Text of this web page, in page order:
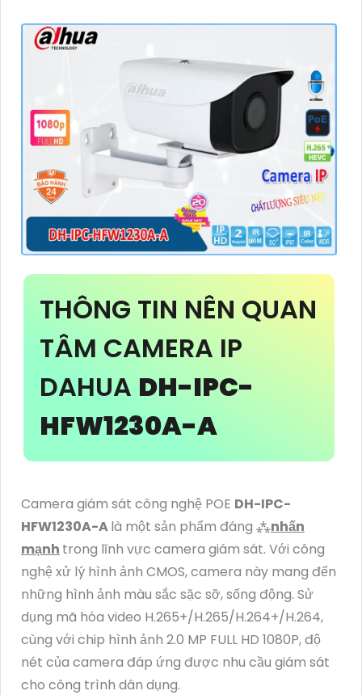
THÔNG TIN NÊN QUAN
TÂM CAMERA IP
DAHUA DH-IPC-
HFW1230A-A
Camera giám sát công nghệ POE DH-IPC-
HFW1230A-Alà một sản phẩm đáng ⁂nhấn
mạnh trong lĩnh vực camera giám sát. Với công
nghệ xử lý hình ảnh CMOS, camera này mang đến
những hình ảnh màu sắc sặc sỡ, sống động. Sử
dụng mã hóa video H.265+/H.265/H.264+/H.264,
cùng với chip hình ảnh 2.0 MP FULL HD 1080P, độ
nét của camera đáp ứng được nhu cầu giám sát
cho công trình dân dụng.